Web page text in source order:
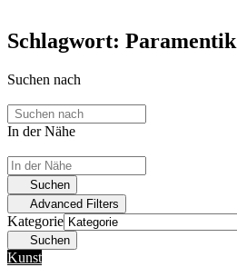
Schlagwort: Paramentik
Suchen nach
In der Nähe
Suchen
Advanced Filters
Kategorie
Suchen
Kunst